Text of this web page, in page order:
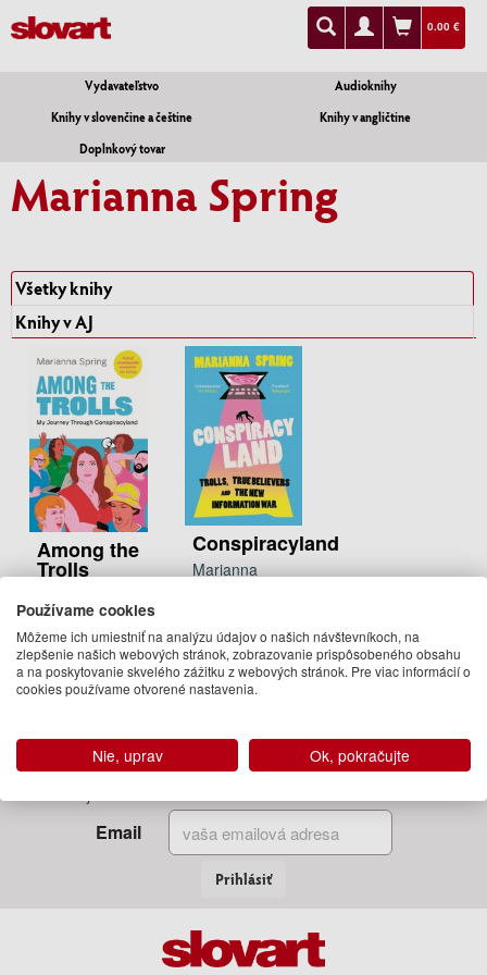
0.00 €
Vydavateľstvo
Audioknihy
Knihy v slovenčine a češtine
Knihy v angličtine
Doplnkový tovar
Marianna Spring
Všetky knihy
Knihy v AJ
Among the
Trolls
Spring
21.95 €
Na sklade
Conspiracyland
Marianna
Na sklade
Zadajte Váš email
Email
Prihlásiť
Používame cookies
Môžeme ich umiestniť na analýzu údajov o našich návštevníkoch, na
zlepšenie našich webových stránok, zobrazovanie prispôsobeného obsahu
a na poskytovanie skvelého zážitku z webových stránok. Pre viac informácií o
cookies používame otvorené nastavenia.
Nie, uprav Ok, pokračujte